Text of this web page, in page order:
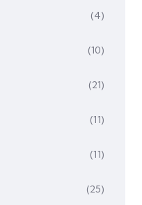
(4)
(10)
(21)
(11)
(11)
(25)